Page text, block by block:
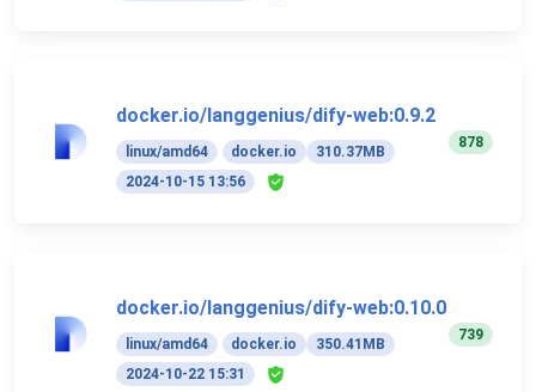
docker.io/langgenius/dify-web:0.9.2
linux/amd64 docker.io
310.37MB
2024-10-15 13:56
878
docker.io/langgenius/dify-web:0.10.0
linux/amd64 docker.io
350.41MB
2024-10-22 15:31
739